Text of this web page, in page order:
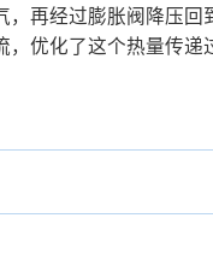
，再经过膨胀阀降压
，优化了这个热量传递